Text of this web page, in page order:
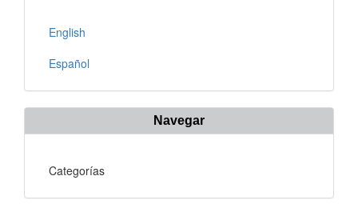
English
Español
Navegar
Categorías